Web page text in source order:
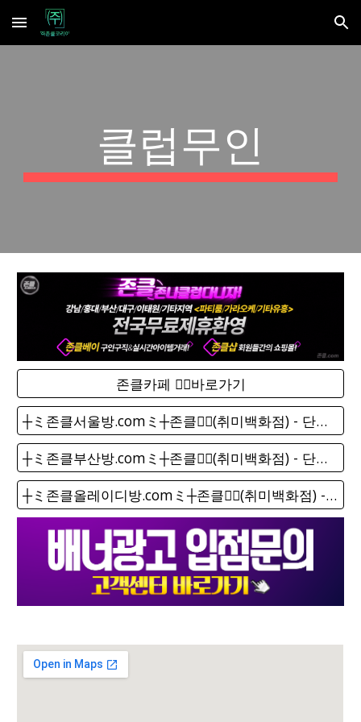
Skip to main content Skip to navigation
클럽무인
존클카페 ❤️‍🔥바로가기
┼ミ존클서울방.comミ┼존클❤️‍🔥(취미백화점) - 단톡방
┼ミ존클부산방.comミ┼존클❤️‍🔥(취미백화점) - 단톡방
┼ミ존클올레이디방.comミ┼존클❤️‍🔥(취미백화점) - 단톡방